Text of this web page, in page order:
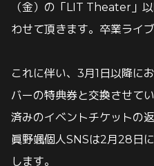
（金）の「LIT Theater」
わせて頂きます。卒業ライ
これに伴い、3月1日以降に
バーの特典券と交換させて
済みのイベントチケットの
眞野颯個人SNSは2月28日
します。